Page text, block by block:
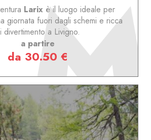
Larix è il luogo ideale per
giornata fuori dagli schemi e ricca
divertimento a Livigno.
a partire
da 30.50 €